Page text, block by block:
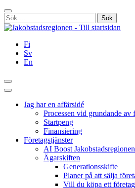
Hoppa
till
innehållet
Stäng
Sök
efter:
Fi
Sv
En
Sök
Huvudmeny
Jag har en affärsidé
Processen vid grundande av
Startpeng
Finansiering
Företagstjänster
AI Boost Jakobstadsregionen
Ägarskiften
Generationsskifte
Planer på att sälja
Vill du köpa ett